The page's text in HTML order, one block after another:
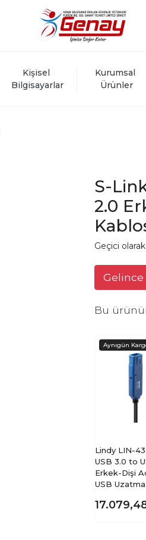
Kişisel
Bilgisayarlar
Kurumsal
Ürünler
S-
2.0
Geçici
Gelince
Bu
Lindy LIN-
USB 3.0 to
Erkek-Dişi
USB